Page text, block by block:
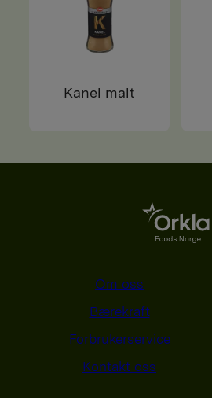
Kanel malt
Om oss
Bærekraft
Forbrukerservice
Kontakt oss